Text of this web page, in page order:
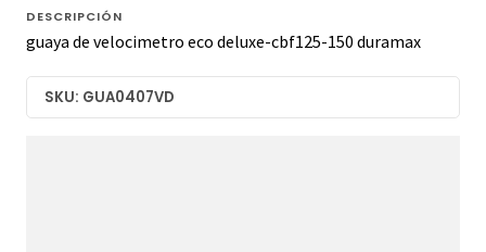
DESCRIPCIÓN
guaya de velocimetro eco deluxe-cbf125-150 duramax
SKU: GUA0407VD